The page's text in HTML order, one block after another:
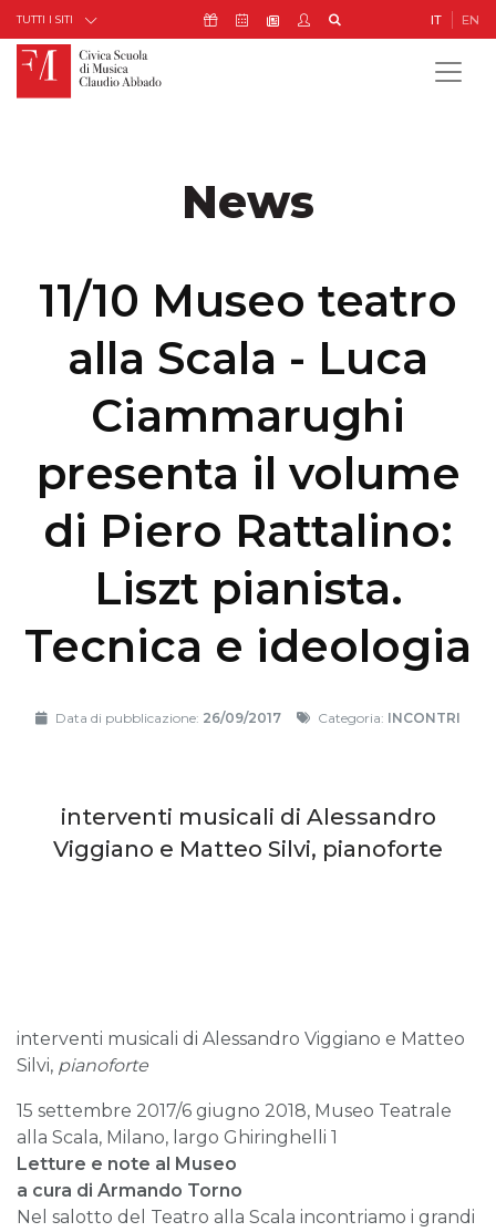
Skip to Content
TUTTI I SITI Icona Sostienici
Icona Calendario Eventi
Icona Newsletter
Icona My Civica IT EN
News
11/10 Museo teatro
alla Scala - Luca
Ciammarughi
presenta il volume
di Piero Rattalino:
Liszt pianista.
Tecnica e ideologia
Data di pubblicazione: 26/09/2017 Categoria: INCONTRI
interventi musicali di Alessandro
Viggiano e Matteo Silvi, pianoforte
interventi musicali di Alessandro Viggiano e Matteo
Silvi, pianoforte
15 settembre 2017/6 giugno 2018, Museo Teatrale
alla Scala, Milano, largo Ghiringhelli 1
Letture e note al Museo
a cura di Armando Torno
Nel salotto del Teatro alla Scala incontriamo i grandi